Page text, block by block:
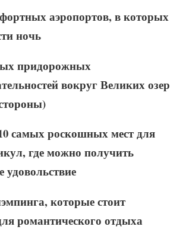
аэропортов, в которых
ночь
придорожных
вокруг Великих озер
самых роскошных мест для
где можно получить
которые стоит
романтического отдыха